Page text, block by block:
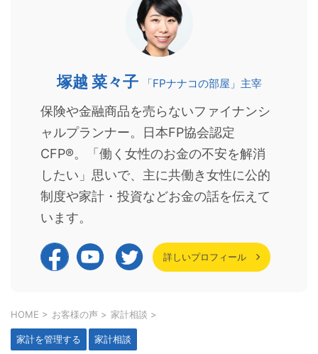
塚越 菜々子 「FPナナコの部屋」主宰
保険や金融商品を売らないファイナンシ
ャルプランナー。日本FP協会認定
CFP®。「働く女性のお金の不安を解消
したい」思いで、主に共働き女性に公的
制度や家計・投資などお金の話を伝えて
います。
詳しいプロフィール
HOME > お客様の声 > 家計相談 >
家計を管理する 家計相談